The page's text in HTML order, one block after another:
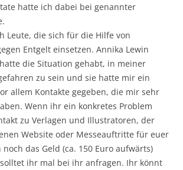
hatte ich dabei bei genannter
Leute, die sich für die Hilfe von
Entgelt einsetzen. Annika Lewin
die Situation gehabt, in meiner
zu sein und sie hatte mir ein
allem Kontakte gegeben, die mir sehr
Wenn ihr ein konkretes Problem
zu Verlagen und Illustratoren, der
Website oder Messeauftritte für euer
das Geld (ca. 150 Euro aufwärts)
ihr mal bei ihr anfragen. Ihr könnt